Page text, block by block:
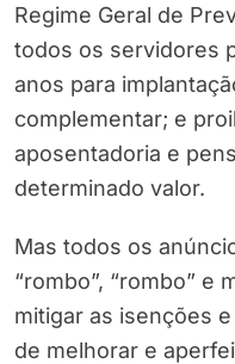
Regime Geral de
todos os servidores
anos para
complementar; e
aposentadoria e
determinado valor.
Mas todos os
“rombo”, “rombo” e
mitigar as isenções
de melhorar e